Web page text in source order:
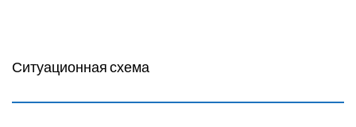
Ситуационная схема